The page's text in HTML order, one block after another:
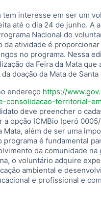
interesse em ser um
até o dia 24 de junho. A
Nacional do
atividade é
no programa. Nessa
da Feira da Mata
doação da Mata de
endereço https://
consolidacao-territorial-
deve preencher o
a opção ICMBio Iperó
além de ser uma
é fundamental
da comunidade
o voluntário adquire
ambiental e
e profissional e